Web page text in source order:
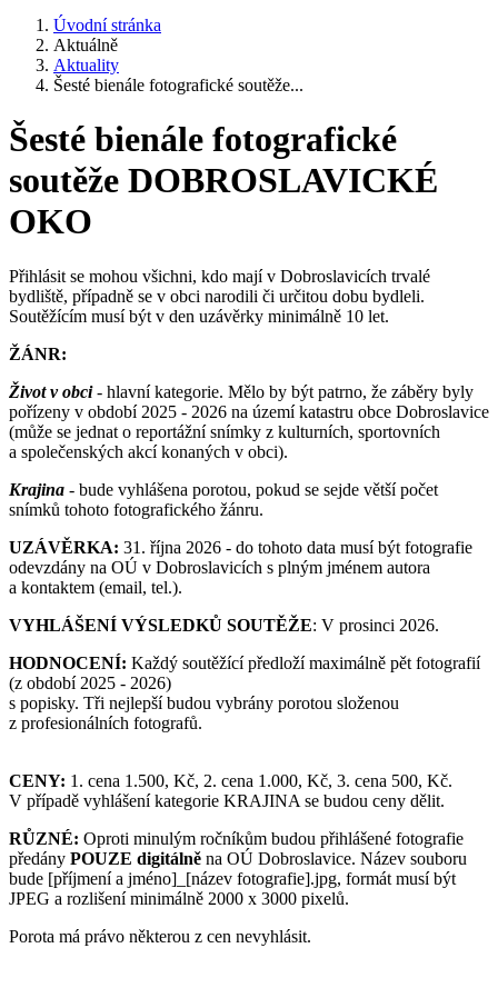
Úvodní stránka
Aktuálně
Aktuality
Šesté bienále fotografické soutěže...
Šesté bienále fotografické
soutěže DOBROSLAVICKÉ
OKO
Přihlásit se mohou všichni, kdo mají v Dobroslavicích trvalé
bydliště, případně se v obci narodili či určitou dobu bydleli.
Soutěžícím musí být v den uzávěrky minimálně 10 let.
ŽÁNR:
Život v obci - hlavní kategorie. Mělo by být patrno, že záběry byly
pořízeny v období 2025 - 2026 na území katastru obce Dobroslavice
(může se jednat o reportážní snímky z kulturních, sportovních
a společenských akcí konaných v obci).
Krajina - bude vyhlášena porotou, pokud se sejde větší počet
snímků tohoto fotografického žánru.
UZÁVĚRKA: 31. října 2026 - do tohoto data musí být fotografie
odevzdány na OÚ v Dobroslavicích s plným jménem autora
a kontaktem (email, tel.).
VYHLÁŠENÍ VÝSLEDKŮ SOUTĚŽE: V prosinci 2026.
HODNOCENÍ: Každý soutěžící předloží maximálně pět fotografií
(z období 2025 - 2026)
s popisky. Tři nejlepší budou vybrány porotou složenou
z profesionálních fotografů.
CENY: 1. cena 1.500, Kč, 2. cena 1.000, Kč, 3. cena 500, Kč.
V případě vyhlášení kategorie KRAJINA se budou ceny dělit.
RŮZNÉ: Oproti minulým ročníkům budou přihlášené fotografie
předány POUZE digitálně na OÚ Dobroslavice. Název souboru
bude [příjmení a jméno]_[název fotografie].jpg, formát musí být
JPEG a rozlišení minimálně 2000 x 3000 pixelů.
Porota má právo některou z cen nevyhlásit.